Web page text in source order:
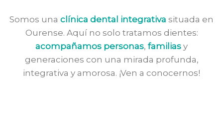
Somos una clínica dental integrativa situada en
Ourense. Aquí no solo tratamos dientes:
acompañamos personas, familias y
generaciones con una mirada profunda,
integrativa y amorosa. ¡Ven a conocernos!